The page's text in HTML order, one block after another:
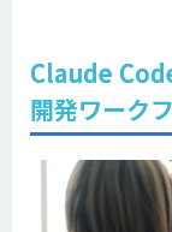
Claude
開発ワーク